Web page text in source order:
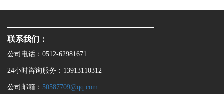
联系我们：
公司电话：0512-62981671
24小时咨询服务：13913110312
公司邮箱： 50587709@qq.com